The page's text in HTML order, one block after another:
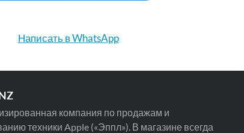
Написать в WhatsApp
компания по продажам и
техники Apple («Эппл»). В магазине всегда